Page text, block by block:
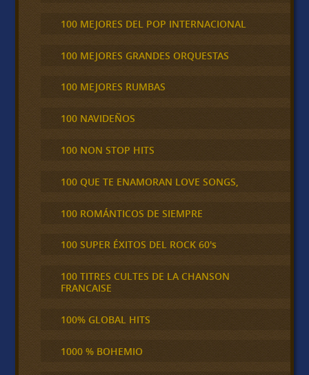
100 MEJORES DEL POP INTERNACIONAL
100 MEJORES GRANDES ORQUESTAS
100 MEJORES RUMBAS
100 NAVIDEÑOS
100 NON STOP HITS
100 QUE TE ENAMORAN LOVE SONGS,
100 ROMÁNTICOS DE SIEMPRE
100 SUPER ÉXITOS DEL ROCK 60's
100 TITRES CULTES DE LA CHANSON
FRANCAISE
100% GLOBAL HITS
1000 % BOHEMIO